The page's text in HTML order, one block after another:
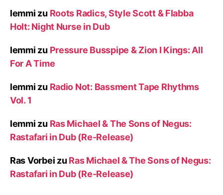
lemmi zu Roots Radics, Style Scott & Flabba
Holt: Night Nurse in Dub
lemmi zu Pressure Busspipe & Zion I Kings: All
For A Time
lemmi zu Radio Not: Bassment Tape Rhythms
Vol. 1
lemmi zu Ras Michael & The Sons of Negus:
Rastafari in Dub (Re-Release)
Ras Vorbei zu Ras Michael & The Sons of Negus:
Rastafari in Dub (Re-Release)